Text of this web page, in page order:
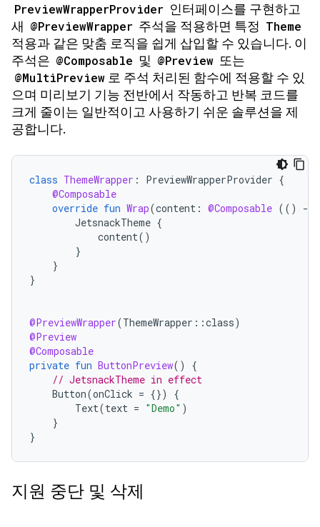
PreviewWrapperProvider 인터페이스를 구현하고
새 @PreviewWrapper 주석을 적용하면 특정 Theme
적용과 같은 맞춤 로직을 쉽게 삽입할 수 있습니다. 이
주석은 @Composable 및 @Preview 또는
@MultiPreview 로 주석 처리된 함수에 적용할 수 있
으며 미리보기 기능 전반에서 작동하고 반복 코드를
크게 줄이는 일반적이고 사용하기 쉬운 솔루션을 제
공합니다.
class ThemeWrapper : PreviewWrapperProvider {
@Composable
override fun Wrap(content : @Composable (() -
JetsnackTheme {
content()
}
}
}
@PreviewWrapper(ThemeWrapper ::class)
@Preview
@Composable
private fun ButtonPreview()
{
// JetsnackTheme in effect
Button(onClick = {})
{
Text(text = "Demo" )
}
}
지원 중단 및 삭제